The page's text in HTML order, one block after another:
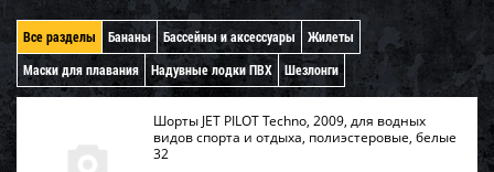
Все разделы Бананы Бассейны и аксессуары
Жилеты
Маски для плавания
Надувные лодки ПВХ Шезлонги
Шорты JET PILOT Techno, 2009, для водных
видов спорта и отдыха, полиэстеровые, белые
32